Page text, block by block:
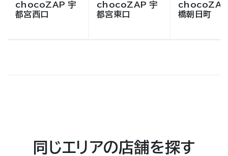
chocoZAP 宇
都宮西口
chocoZAP 宇
都宮東口
chocoZAP
橋朝日町
同じエリアの店舗を探す